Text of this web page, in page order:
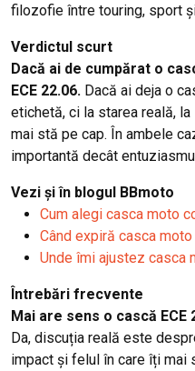
filozofie între touring, sport
Verdictul scurt
Dacă ai de cumpărat o
ECE 22.06. Dacă ai deja o
etichetă, ci la starea reală,
mai stă pe cap. În ambele
importantă decât
Vezi și în blogul BBmoto
Cum alegi casca moto
Când expiră casca
Unde îmi ajustez casca
Întrebări frecvente
Mai are sens o cască ECE
Da, discuția reală este
impact și felul în care îți mai